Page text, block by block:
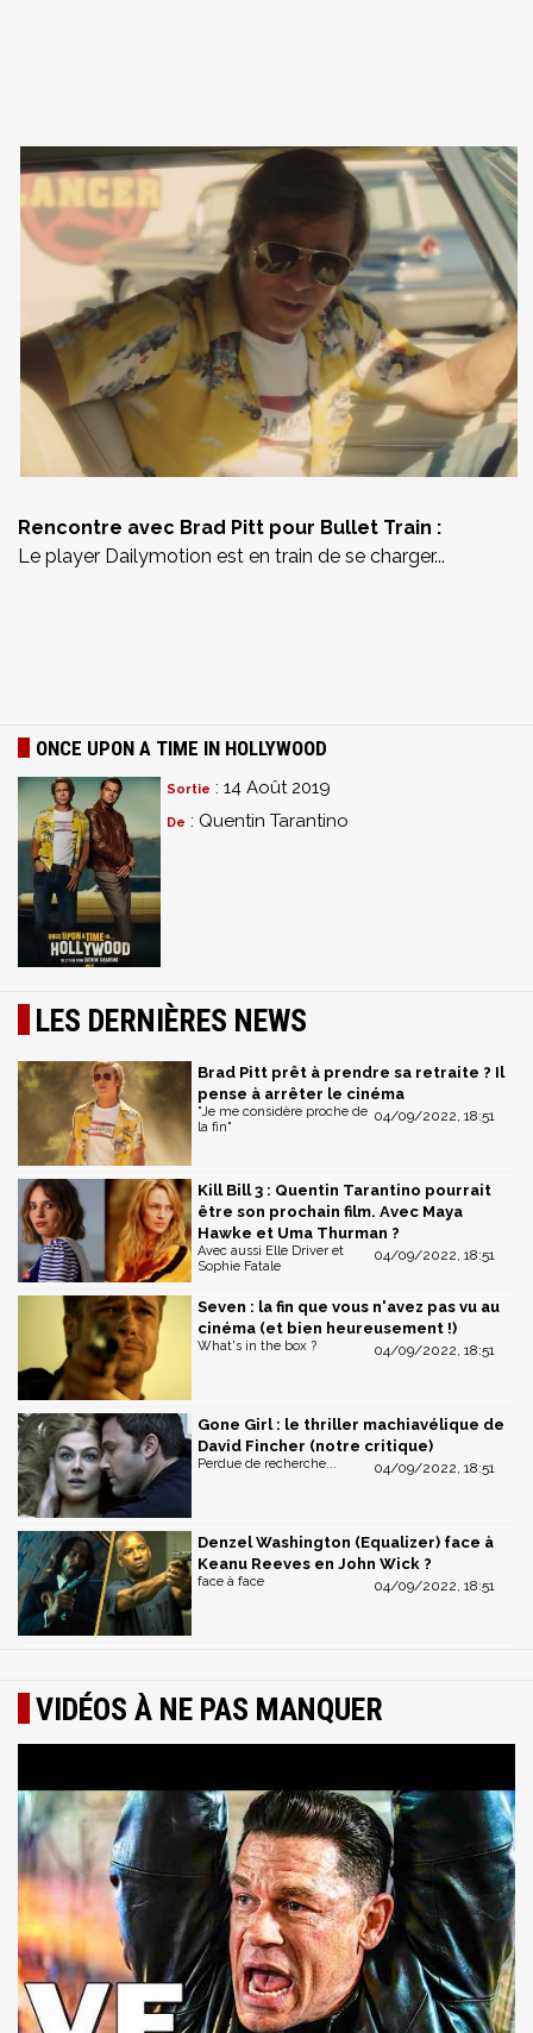
Rencontre avec Brad Pitt pour Bullet Train :
Le player Dailymotion est en train de se charger...
ONCE UPON A TIME IN HOLLYWOOD
Sortie : 14 Août 2019
De : Quentin Tarantino
LES DERNIÈRES NEWS
Brad Pitt prêt à prendre sa retraite ? Il
pense à arrêter le cinéma
04/09/2022, 18:51
"Je me considère proche de
la fin"
Kill Bill 3 : Quentin Tarantino pourrait
être son prochain film. Avec Maya
Hawke et Uma Thurman ?
04/09/2022, 18:51
Avec aussi Elle Driver et
Sophie Fatale
Seven : la fin que vous n'avez pas vu au
cinéma (et bien heureusement !)
04/09/2022, 18:51
What's in the box ?
Gone Girl : le thriller machiavélique de
David Fincher (notre critique)
04/09/2022, 18:51
Perdue de recherche...
Denzel Washington (Equalizer) face à
Keanu Reeves en John Wick ?
04/09/2022, 18:51
face à face
VIDÉOS À NE PAS MANQUER